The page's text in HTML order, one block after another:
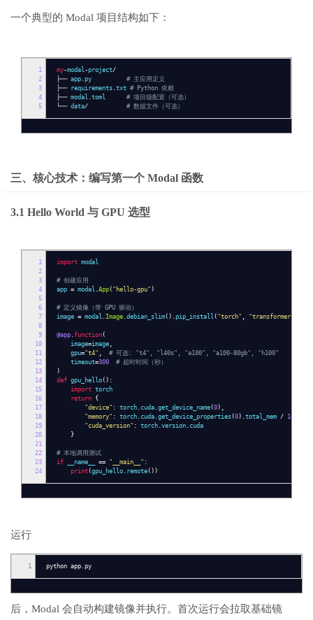
一个典型的 Modal 项目结构如下：
1
2
3
4
5
my-modal-project/
├──app .py # 主应用定义
├──requirements .txt # Python 依赖
├──modal .toml # 项目级配置（可选）
└──data/ # 数据文件（可选）
三、核心技术：编写第一个 Modal 函数
3.1 Hello World 与 GPU 选型
1
2
3
4
5
6
7
8
9
10
11
12
13
14
15
16
17
18
19
20
21
22
23
24
import modal
# 创建应用
app = modal .App ( "hello-gpu" )
# 定义镜像（带 GPU 驱动）
image = modal . Image .debian_slim ().pip_install ( "torch" , "transformers"
@app .function (
image=image ,
gpu="t4" ,
# 可选: "t4", "l40s", "a100", "a100-80gb", "h100"
timeout=300
# 超时时间（秒）
)
def gpu_hello ():
import torch
return {
"device" : torch . cuda .get_device_name (0),
"memory" : torch . cuda .get_device_properties (0).total_mem / 1e9
"cuda_version" : torch .version . cuda
}
# 本地调用测试
if __name__ == "__main__" :
print (gpu_hello . remote ())
运行
1 python app.py
后，Modal 会自动构建镜像并执行。首次运行会拉取基础镜